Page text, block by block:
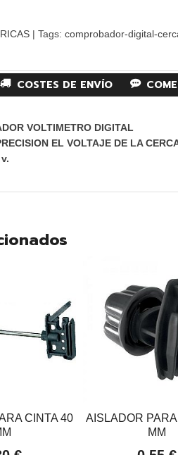
| Tags: comprobador-digital-
COSTES DE ENVÍO
VOLTIMETRO DIGITAL
EL VOLTAJE DE LA
CINTA 40
AISLADOR
MM